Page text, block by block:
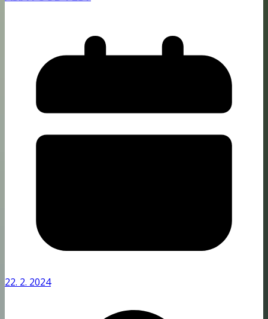
22. 2. 2024